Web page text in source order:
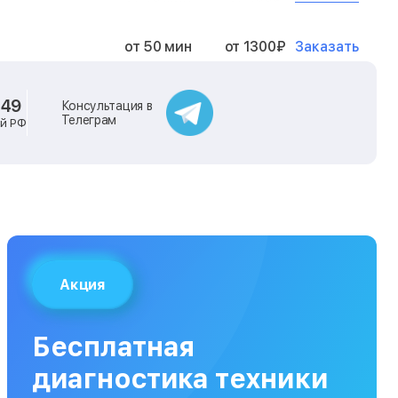
от 50 мин от 1300₽ Заказать
от 40 мин
от 40 мин
от 120 мин
РФ
Консультация в
Телеграм
Акция
Бесплатная
диагностика техники